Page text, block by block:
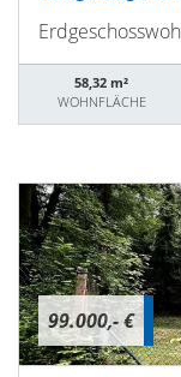
58,32 m²
WOHNFLÄCHE
99.000,- €